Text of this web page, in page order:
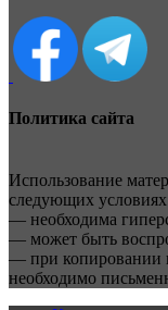
Политика сайта
Использование
следующих
— необходима
— может быть
— при копировании
необходимо